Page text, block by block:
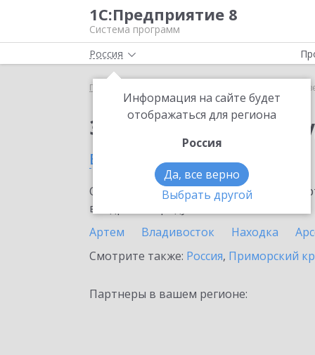
1С:Предприятие 8
Система программ
Россия
Информация на сайте будет
отображаться для региона
Россия
Да, все верно
Выбрать другой
Главная
Заказать Отвечает
в Кавалерово
Ознакомьтесь с информационными
внедрение продукта.
Артем
Владивосток Находка
Смотрите также: Россия, Приморский
Партнеры в вашем регионе: